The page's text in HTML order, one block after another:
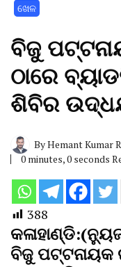
ଖେଳ
ବିଜୁ
ଠାରେ
ଶିବିର
ByHemant Kumar
0 minutes, 0 seconds
388
ବିଜୁ ପଟ୍ଟନାୟକ